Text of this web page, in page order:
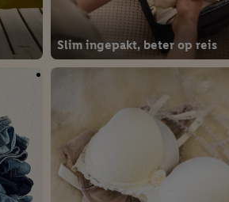
Slim ingepakt, beter op reis